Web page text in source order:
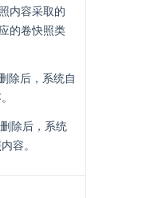
内容采取的
的卷快照类
除后，系统自
除后，系统
容。